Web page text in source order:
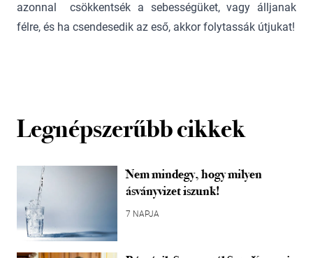
azonnal csökkentsék a sebességüket, vagy álljanak
félre, és ha csendesedik az eső, akkor folytassák útjukat!
Legnépszerűbb cikkek
Nem mindegy, hogy milyen
ásványvizet iszunk!
7 NAPJA